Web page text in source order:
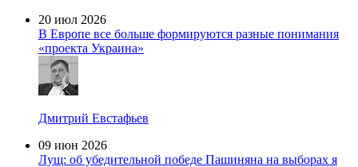
20 июл 2026
В Европе все больше формируются разные понимания
«проекта Украина»
Дмитрий Евстафьев
09 июн 2026
Лущ: об убедительной победе Пашиняна на выборах я